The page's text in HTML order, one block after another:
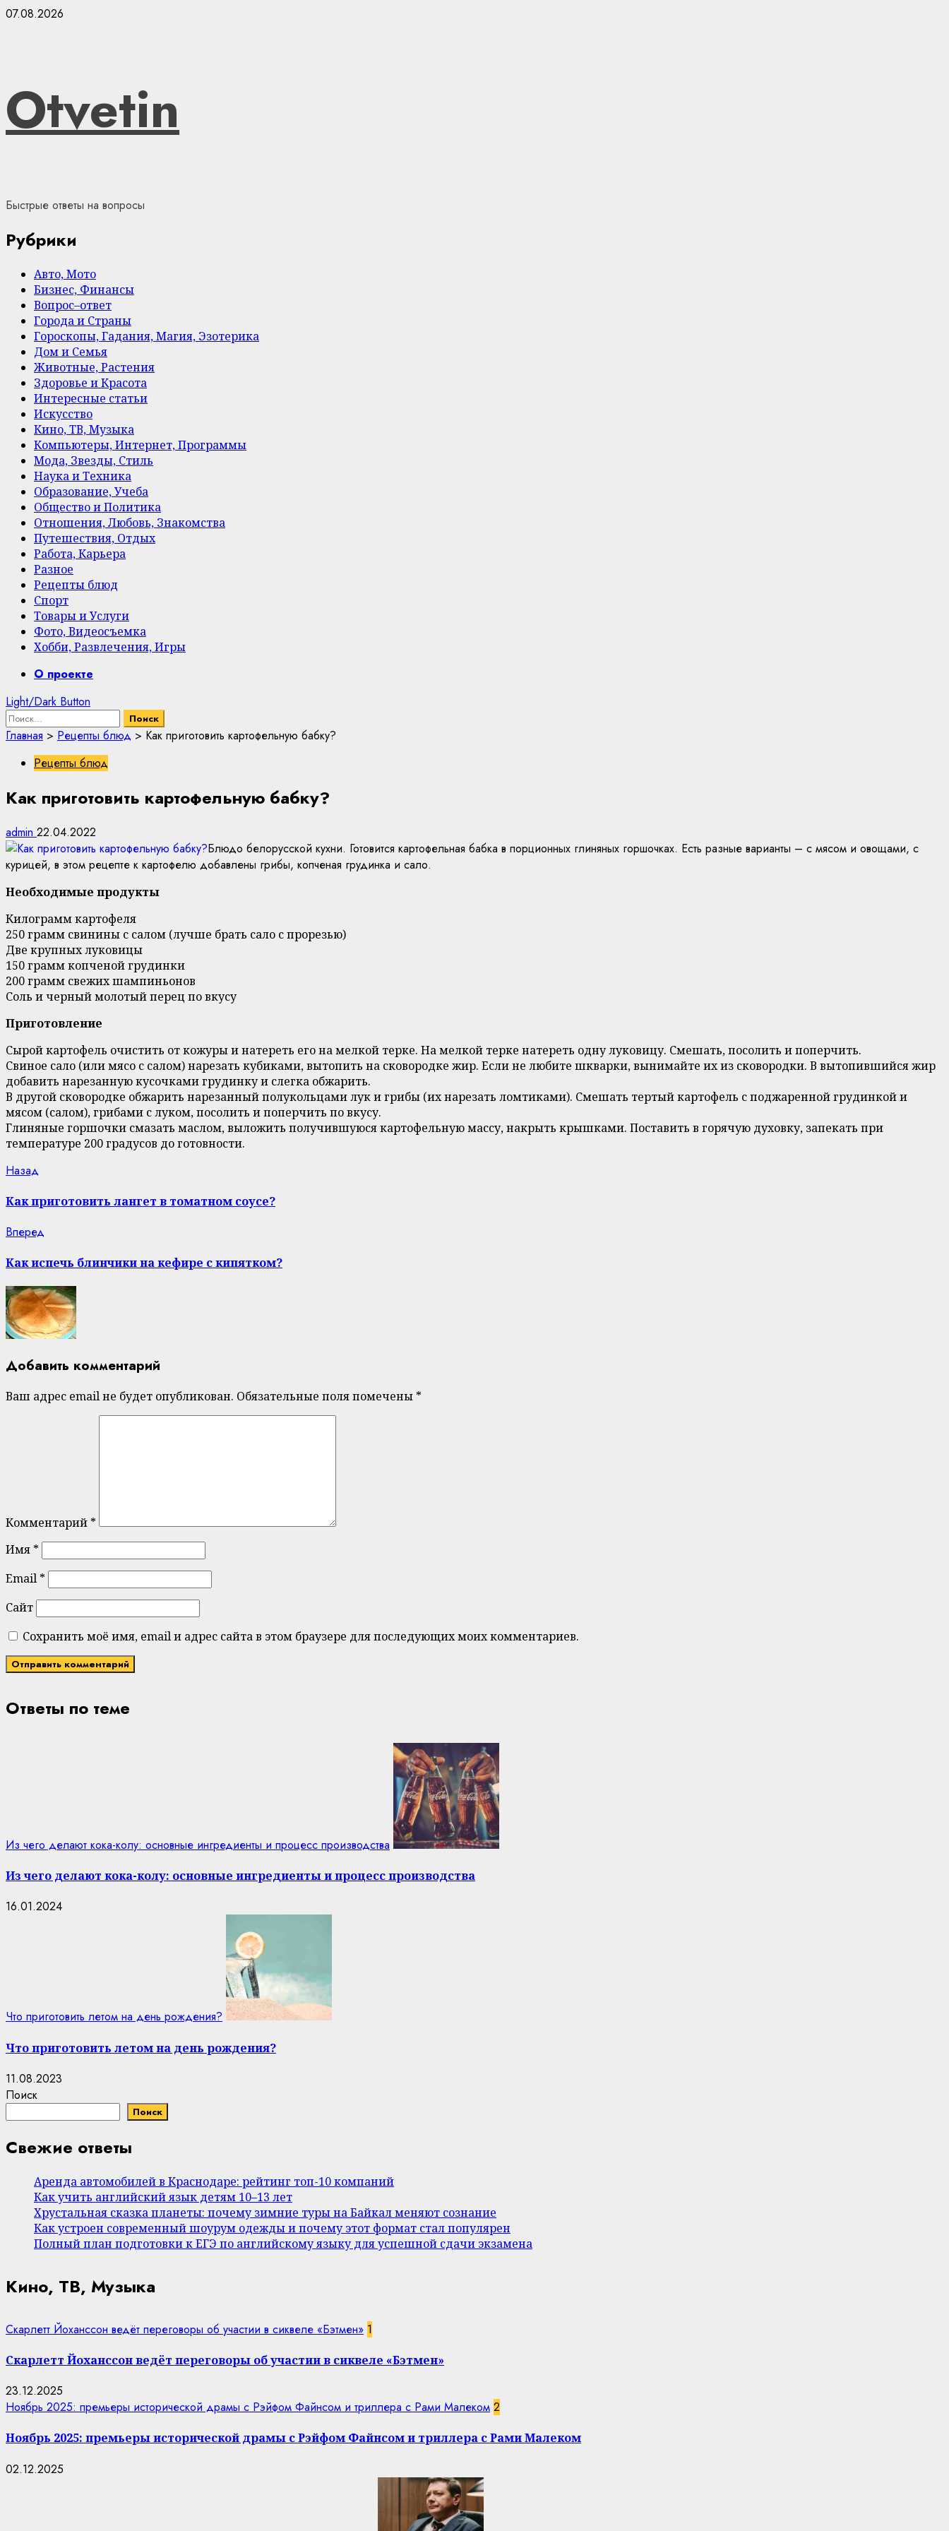
Skip
07.08.2026
Otvetin
Быстрые ответы на вопросы
Рубрики
Авто, Мото
Бизнес, Финансы
Вопрос–ответ
Города и Страны
Гороскопы, Гадания, Магия, Эзотерика
Дом и Семья
Животные, Растения
Здоровье и Красота
Интересные статьи
Искусство
Кино, ТВ, Музыка
Компьютеры, Интернет, Программы
Мода, Звезды, Стиль
Наука и Техника
Образование, Учеба
Общество и Политика
Отношения, Любовь, Знакомства
Путешествия, Отдых
Работа, Карьера
Разное
Рецепты блюд
Спорт
Товары и Услуги
Фото, Видеосъемка
Хобби, Развлечения, Игры
PrimaryО проекте
Light/Dark Button
Найти:
Главная > Рецепты блюд > Как приготовить картофельную бабку?
Рецепты блюд
Как приготовить картофельную бабку?
admin 22.04.2022
Блюдо белорусской кухни. Готовится картофельная бабка в порционных глиняных горшочках. Есть разные варианты – с мясом и овощами, с
курицей, в этом рецепте к картофелю добавлены грибы, копченая грудинка и сало.
Необходимые продукты
Килограмм картофеля
250 грамм свинины с салом (лучше брать сало с прорезью)
Две крупных луковицы
150 грамм копченой грудинки
200 грамм свежих шампиньонов
Соль и черный молотый перец по вкусу
Приготовление
Сырой картофель очистить от кожуры и натереть его на мелкой терке. На мелкой терке натереть одну луковицу. Смешать, посолить и поперчить.
Свиное сало (или мясо с салом) нарезать кубиками, вытопить на сковородке жир. Если не любите шкварки, вынимайте их из сковородки. В вытопившийся жир
добавить нарезанную кусочками грудинку и слегка обжарить.
В другой сковородке обжарить нарезанный полукольцами лук и грибы (их нарезать ломтиками). Смешать тертый картофель с поджаренной грудинкой и
мясом (салом), грибами с луком, посолить и поперчить по вкусу.
Глиняные горшочки смазать маслом, выложить получившуюся картофельную массу, накрыть крышками. Поставить в горячую духовку, запекать при
температуре 200 градусов до готовности.
Continue
Reading
Назад
Как приготовить лангет в томатном соусе?
Вперед
Как испечь блинчики на кефире с кипятком?
Добавить комментарий
Ваш адрес email не будет опубликован. Обязательные поля помечены *
Комментарий *
Имя *
Email *
Сайт
Сохранить моё имя, email и адрес сайта в этом браузере для последующих моих комментариев.
Ответы по теме
Из чего делают кока-колу: основные ингредиенты и процесс производства
Из чего делают кока-колу: основные ингредиенты и процесс производства
16.01.2024
Что приготовить летом на день рождения?
Что приготовить летом на день рождения?
11.08.2023
Поиск
Поиск
Свежие ответы
Аренда автомобилей в Краснодаре: рейтинг топ-10 компаний
Как учить английский язык детям 10–13 лет
Хрустальная сказка планеты: почему зимние туры на Байкал меняют сознание
Как устроен современный шоурум одежды и почему этот формат стал популярен
Полный план подготовки к ЕГЭ по английскому языку для успешной сдачи экзамена
Кино, ТВ, Музыка
Скарлетт Йоханссон ведёт переговоры об участии в сиквеле «Бэтмен» 1
Скарлетт Йоханссон ведёт переговоры об участии в сиквеле «Бэтмен»
23.12.2025
Ноябрь 2025: премьеры исторической драмы с Рэйфом Файнсом и триллера с Рами Малеком 2
Ноябрь 2025: премьеры исторической драмы с Рэйфом Файнсом и триллера с Рами Малеком
02.12.2025